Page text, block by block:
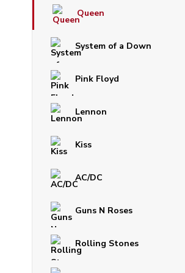
Queen
System of a Down
Pink Floyd
Lennon
Kiss
AC/DC
Guns N Roses
Rolling Stones